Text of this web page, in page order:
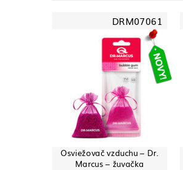
DRM07061
Osviežovač vzduchu – Dr.
Marcus – žuvačka